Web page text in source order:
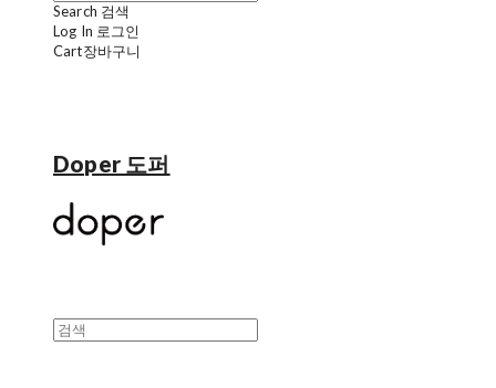
Search 검색
Log In 로그인
Cart장바구니
Doper 도퍼